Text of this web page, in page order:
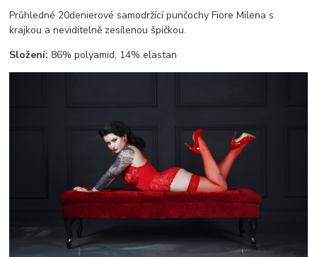
Průhledné 20denierové samodržící punčochy Fiore Milena s
krajkou a neviditelně zesílenou špičkou.
Složení: 86% polyamid, 14% elastan